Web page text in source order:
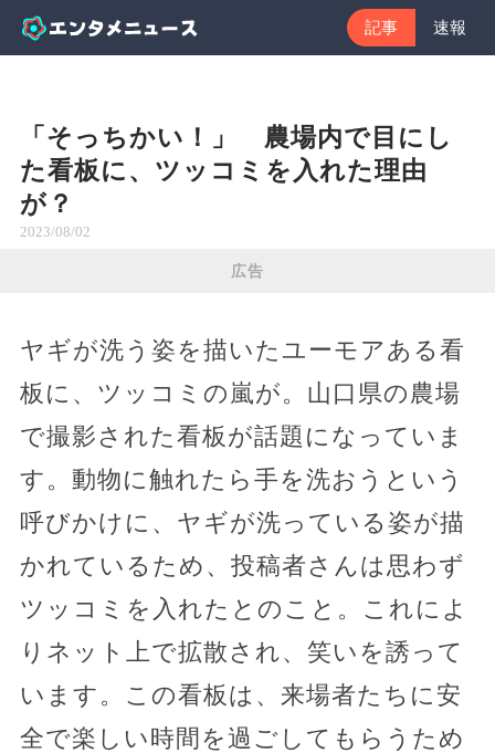
記事 速報
「そっちかい！」 農場内で目にし
た看板に、ツッコミを入れた理由
が？
2023/08/02
広告
ヤギが洗う姿を描いたユーモアある看
板に、ツッコミの嵐が。山口県の農場
で撮影された看板が話題になっていま
す。動物に触れたら手を洗おうという
呼びかけに、ヤギが洗っている姿が描
かれているため、投稿者さんは思わず
ツッコミを入れたとのこと。これによ
りネット上で拡散され、笑いを誘って
います。この看板は、来場者たちに安
全で楽しい時間を過ごしてもらうため